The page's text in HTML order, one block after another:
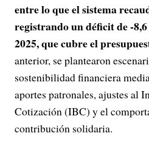
entre lo que el sistema
registrando un déficit de -8,6
2025, que cubre el
anterior, se plantearon
sostenibilidad financiera
aportes patronales, ajustes al
Cotización (IBC) y el
contribución solidaria.